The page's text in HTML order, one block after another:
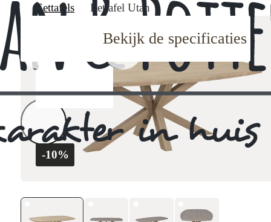
Eettafels
Eettafel Utah
-10%
Bekijk de specificaties